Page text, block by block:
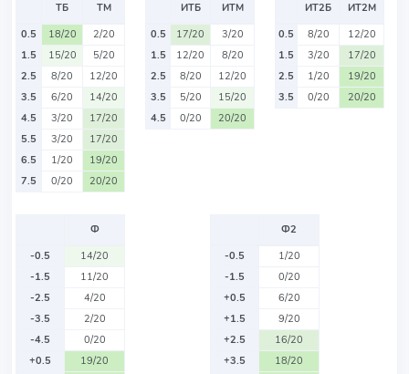
ТБ
ТМ
0.5
18/20
2/20
1.5
15/20
5/20
2.5
8/20
12/20
3.5
6/20
14/20
4.5
3/20
17/20
5.5
3/20
17/20
6.5
1/20
19/20
7.5
0/20 20/20
ИТБ
ИТМ
0.5
17/20
3/20
1.5
12/20
8/20
2.5
8/20
12/20
3.5
5/20
15/20
4.5
0/20 20/20
ИТ2Б
ИТ2М
0.5
8/20
12/20
1.5
3/20
17/20
2.5
1/20
19/20
3.5
0/20 20/20
Ф
-0.5
14/20
-1.5
11/20
-2.5
4/20
-3.5
2/20
-4.5
0/20
+0.5
19/20
Ф2
-0.5
1/20
-1.5
0/20
+0.5
6/20
+1.5
9/20
+2.5
16/20
+3.5
18/20